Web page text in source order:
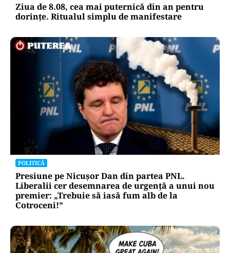
Ziua de 8.08, cea mai puternică din an pentru
dorințe. Ritualul simplu de manifestare
POLITICĂ
Presiune pe Nicușor Dan din partea PNL.
Liberalii cer desemnarea de urgență a unui nou
premier: „Trebuie să iasă fum alb de la
Cotroceni!”